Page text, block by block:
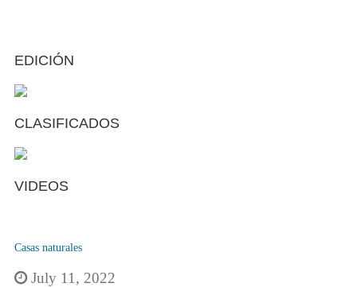
EDICIÓN
CLASIFICADOS
VIDEOS
Casas naturales
July 11, 2022